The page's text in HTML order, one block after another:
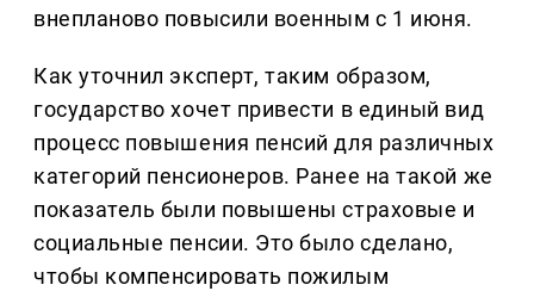
внепланово повысили военным с 1 июня.
Как уточнил эксперт, таким образом,
государство хочет привести в единый вид
процесс повышения пенсий для различных
категорий пенсионеров. Ранее на такой же
показатель были повышены страховые и
социальные пенсии. Это было сделано,
чтобы компенсировать пожилым